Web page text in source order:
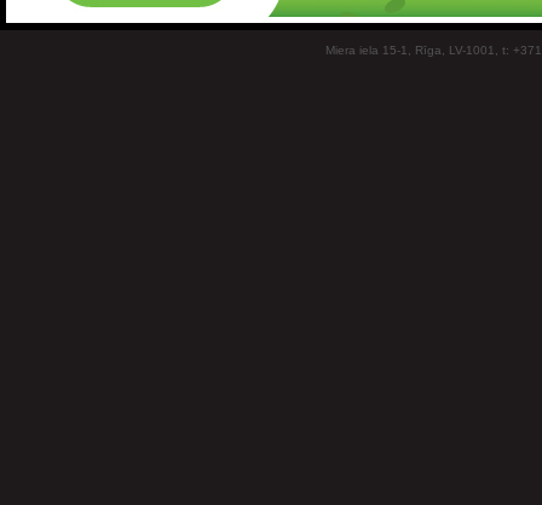
Miera iela 15-1, Rīga, LV-1001, t: